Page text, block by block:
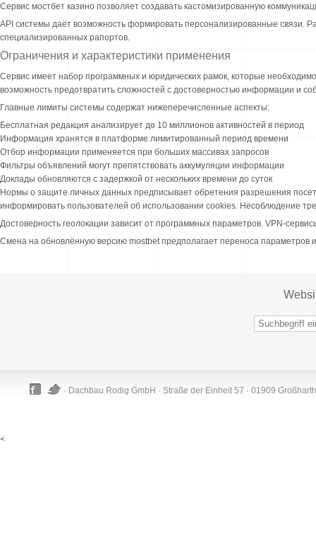
Сервис мостбет казино позволяет создавать кастомизированную
API системы даёт возможность формировать персонализированные связи.
специализированных рапортов.
Ограничения и характеристики применения
Сервис имеет набор программных и юридических рамок, которые
возможность предотвратить сложностей с достоверностью информации и
Главные лимиты системы содержат нижеперечисленные аспекты:
Бесплатная редакция анализирует до 10 миллионов активностей в период
Информация хранятся в платформе лимитированный период времени
Отбор информации применяется при больших массивах запросов
Фильтры объявлений могут препятствовать аккумуляции информации
Доклады обновляются с задержкой от нескольких времени до суток
Нормы о защите личных данных предписывает обретения разрешения
информировать пользователей об использовании cookies. Несоблюдение
Достоверность геолокации зависит от программных параметров. VPN-
Смена на обновлённую версию mostbet предполагает переноса параметров и
· Dachbau Rodig GmbH · Straße der Einheit 57 · 01909
<